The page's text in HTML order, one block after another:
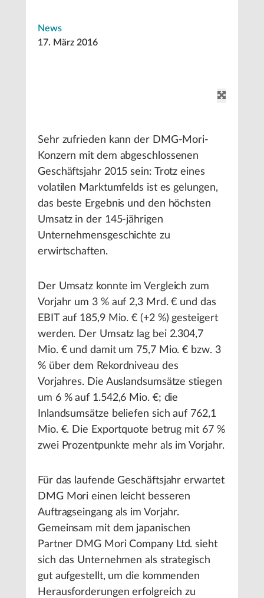
News
17. März 2016
Sehr zufrieden kann der DMG-Mori-
Konzern mit dem abgeschlossenen
Geschäftsjahr 2015 sein: Trotz eines
volatilen Marktumfelds ist es gelungen,
das beste Ergebnis und den höchsten
Umsatz in der 145-jährigen
Unternehmensgeschichte zu
erwirtschaften.
Der Umsatz konnte im Vergleich zum
Vorjahr um 3 % auf 2,3 Mrd. € und das
EBIT auf 185,9 Mio. € (+2 %) gesteigert
werden. Der Umsatz lag bei 2.304,7
Mio. € und damit um 75,7 Mio. € bzw. 3
% über dem Rekordniveau des
Vorjahres. Die Auslandsumsätze stiegen
um 6 % auf 1.542,6 Mio. €; die
Inlandsumsätze beliefen sich auf 762,1
Mio. €. Die Exportquote betrug mit 67 %
zwei Prozentpunkte mehr als im Vorjahr.
Für das laufende Geschäftsjahr erwartet
DMG Mori einen leicht besseren
Auftragseingang als im Vorjahr.
Gemeinsam mit dem japanischen
Partner DMG Mori Company Ltd. sieht
sich das Unternehmen als strategisch
gut aufgestellt, um die kommenden
Herausforderungen erfolgreich zu